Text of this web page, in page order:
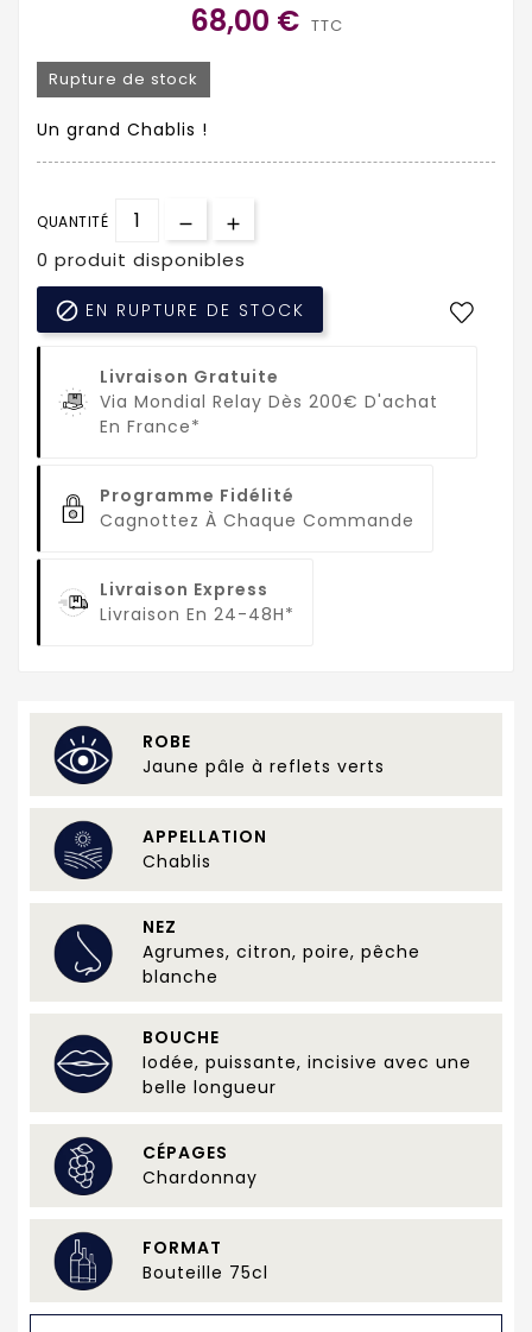
68,00 € TTC
Rupture de stock
Un grand Chablis !
QUANTITÉ
0 produit disponibles
 EN RUPTURE DE STOCK
Livraison Gratuite
Via Mondial Relay Dès 200€ D'achat
En France*
Programme Fidélité
Cagnottez À Chaque Commande
Livraison Express
Livraison En 24-48H*
ROBE
Jaune pâle à reflets verts
APPELLATION
Chablis
NEZ
Agrumes, citron, poire, pêche
blanche
BOUCHE
Iodée, puissante, incisive avec une
belle longueur
CÉPAGES
Chardonnay
FORMAT
Bouteille 75cl